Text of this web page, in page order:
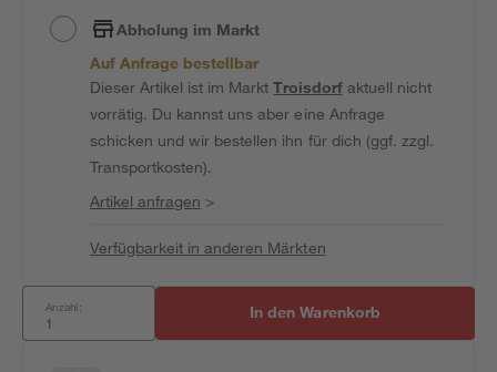
Abholung im Markt
Auf Anfrage bestellbar
Dieser Artikel ist im MarktTroisdorfaktuell nicht
vorrätig. Du kannst uns aber eine Anfrage
schicken und wir bestellen ihn für dich (ggf. zzgl.
Transportkosten).
Artikel anfragen >
Verfügbarkeit in anderen Märkten
Anzahl: In den Warenkorb